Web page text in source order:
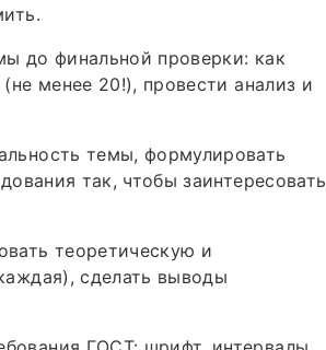
до финальной проверки: как
менее 20!), провести анализ и
темы, формулировать
так, чтобы заинтересовать
теоретическую и
сделать выводы